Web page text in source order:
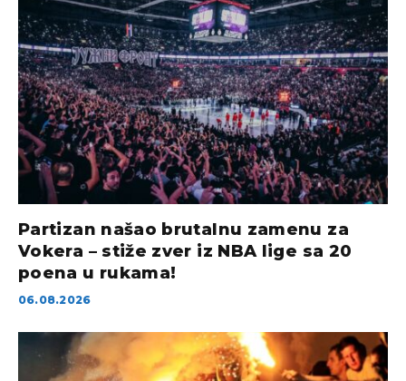
Partizan našao brutalnu zamenu za
Vokera – stiže zver iz NBA lige sa 20
poena u rukama!
06.08.2026